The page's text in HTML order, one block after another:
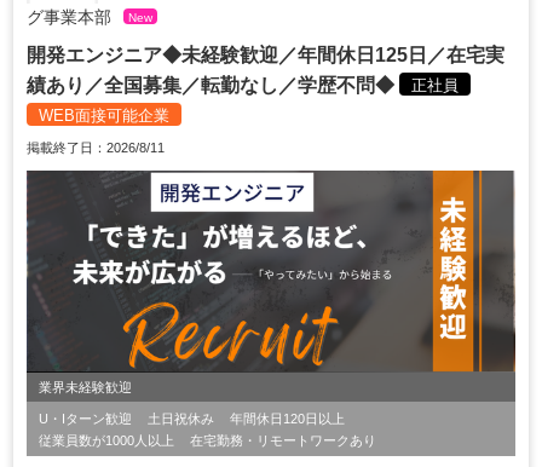
グ事業本部
New
開発エンジニア◆未経験歓迎／年間休日125日／在宅実
績あり／全国募集／転勤なし／学歴不問◆
正社員
WEB面接可能企業
掲載終了日：2026/8/11
業界未経験歓迎
U・Iターン歓迎 土日祝休み
年間休日120日以上
従業員数が1000人以上
在宅勤務・リモートワークあり